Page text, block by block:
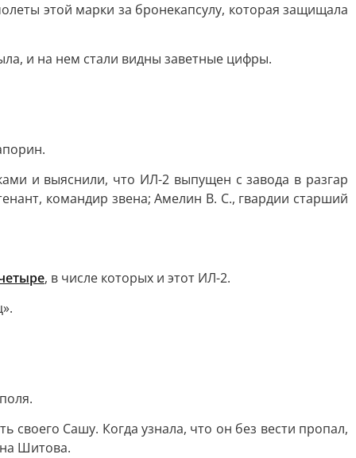
этой марки за бронекапсулу, которая защищала
и на нем стали видны заветные цифры.
и выяснили, что ИЛ-2 выпущен с завода в разгар
командир звена; Амелин В. С., гвардии старший
, в числе которых и этот ИЛ-2.
Сашу. Когда узнала, что он без вести пропал,
Шитова.